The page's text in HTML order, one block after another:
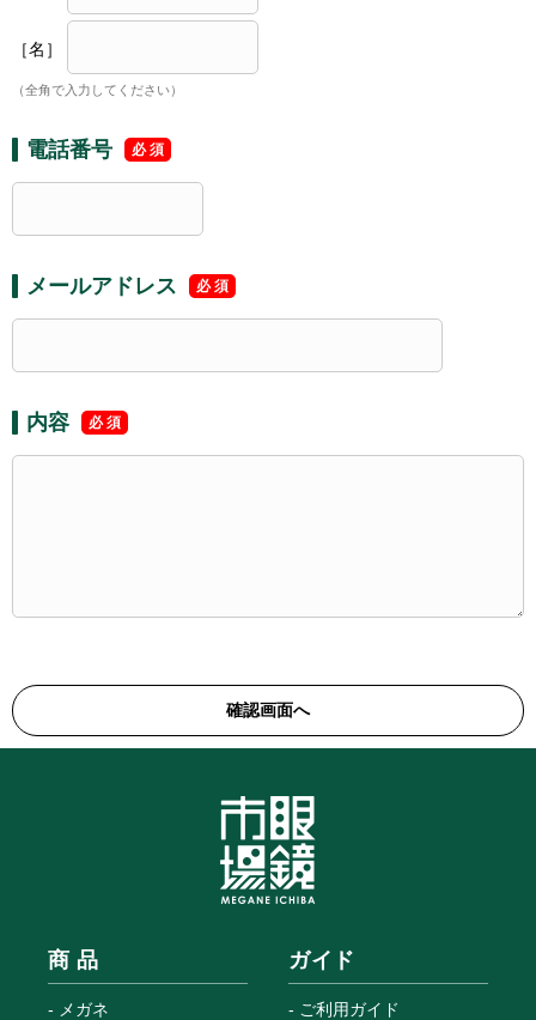
［名］
（全角で入力してください）
電話番号
メールアドレス
内容
商 品
メガネ
ガイド
ご利用ガイド